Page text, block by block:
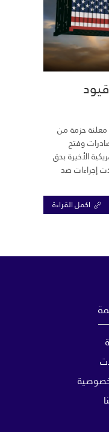
معلنة حزمة من
وفتح
الأخيرة بحق
إجراءات ضد
اكمل القراءة